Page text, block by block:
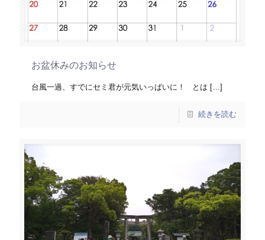
お盆休みのお知らせ
台風一過、すでにセミ君が元気いっぱいに！ とは […]
続きを読む